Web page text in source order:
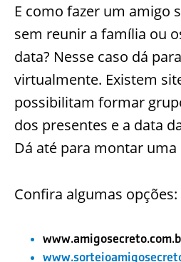
E como fazer um amigo
sem reunir a família ou
data? Nesse caso dá
virtualmente. Existem
possibilitam formar
dos presentes e a data
Dá até para montar uma
Confira algumas opções: